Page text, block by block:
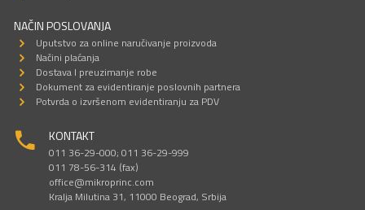
NAČIN POSLOVANJA
Uputstvo za online naručivanje proizvoda
Načini plaćanja
Dostava I preuzimanje robe
Dokument za evidentiranje poslovnih partnera
Potvrda o izvršenom evidentiranju za PDV
KONTAKT
011 36-29-000; 011 36-29-999
011 78-56-314 (fax)
office@mikroprinc.com
Kralja Milutina 31, 11000 Beograd, Srbija